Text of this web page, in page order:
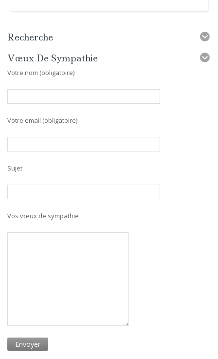
Recherche
Vœux De Sympathie
Votre nom (obligatoire)
Votre email (obligatoire)
Sujet
Vos vœux de sympathie